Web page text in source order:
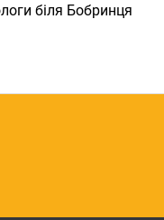
біля Бобринця